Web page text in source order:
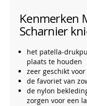
Kenmerken
Scharnier
het patella-
plaats te houden
zeer geschikt
de favoriet van
de nylon
zorgen voor een